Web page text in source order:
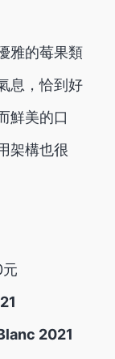
雅的莓果類
息，恰到好
鮮美的口
架構也很
2021